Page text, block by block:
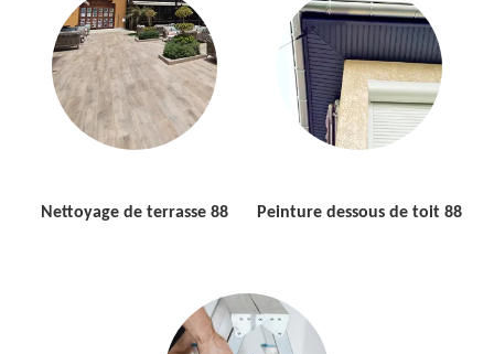
Nettoyage de terrasse 88 Peinture dessous de toit 88